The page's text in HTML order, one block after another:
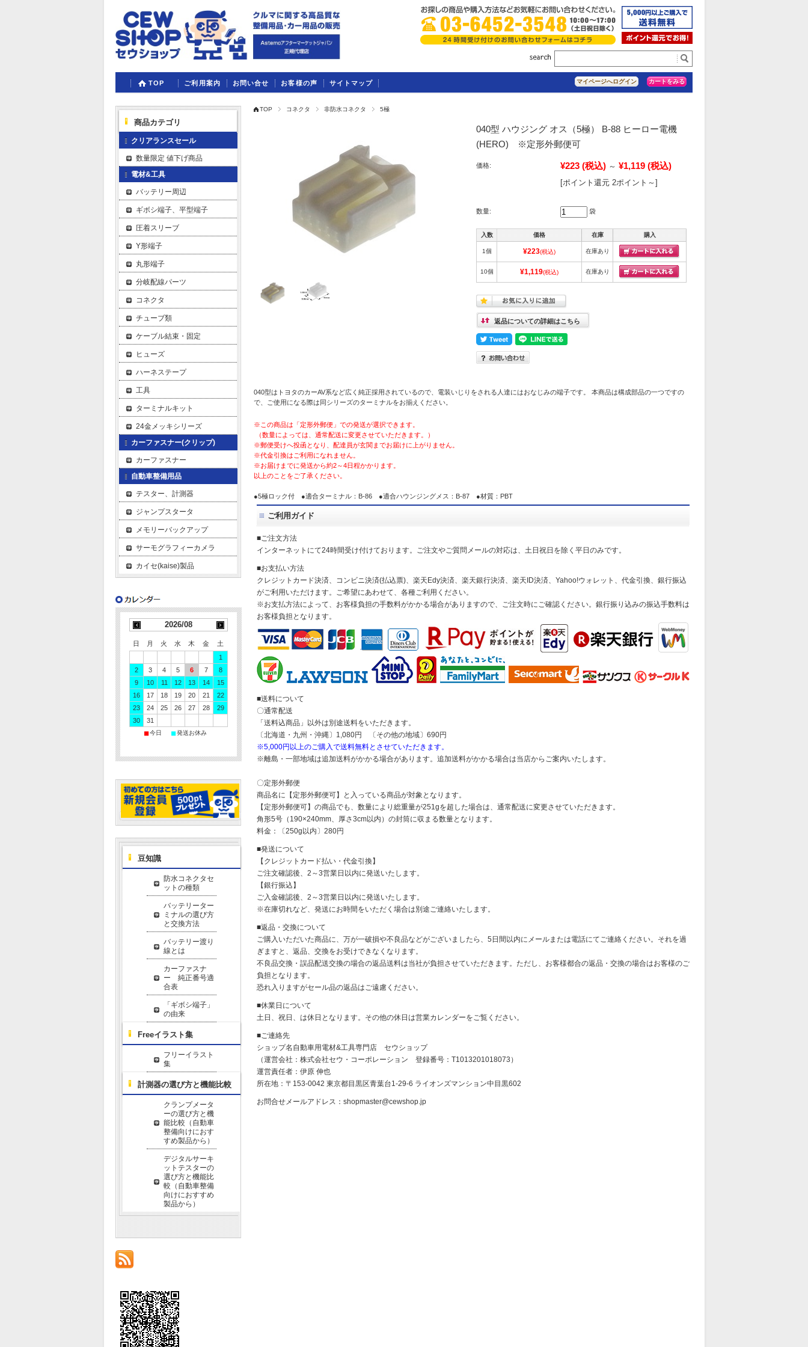
マイページへログイン カートをみる
TOP ご利用案内 お問い合せ お客様の声 サイトマップ
TOP コネクタ 非防水コネクタ 5極
040型 ハウジング オス（5極） B-88 ヒーロー電機
(HERO) ※定形外郵便可
価格: ¥223 (税込) ～ ¥1,119 (税込)
[ポイント還元 2ポイント～]
数量: 袋
入数 価格 在庫 購入
1個 ¥223(税込) 在庫あり
10個 ¥1,119(税込) 在庫あり
返品についての詳細はこちら
040型はトヨタのカーAV系など広く純正採用されているので、電装いじりをされる人達にはおなじみの端子です。 本商品は構成部品の一つですの
で、ご使用になる際は同シリーズのターミナルをお揃えください。
※この商品は「定形外郵便」での発送が選択できます。
（数量によっては、通常配送に変更させていただきます。）
※郵便受けへ投函となり、配達員が玄関までお届けに上がりません。
※代金引換はご利用になれません。
※お届けまでに発送から約2～4日程かかります。
以上のことをご了承ください。
●5極ロック付 ●適合ターミナル：B-86 ●適合ハウンジングメス：B-87 ●材質：PBT
ご利用ガイド
■ご注文方法
インターネットにて24時間受け付けております。ご注文やご質問メールの対応は、土日祝日を除く平日のみです。
■お支払い方法
クレジットカード決済、コンビニ決済(払込票)、楽天Edy決済、楽天銀行決済、楽天ID決済、Yahoo!ウォレット、代金引換、銀行振込
がご利用いただけます。ご希望にあわせて、各種ご利用ください。
※お支払方法によって、お客様負担の手数料がかかる場合がありますので、ご注文時にご確認ください。銀行振り込みの振込手数料は
お客様負担となります。
■送料について
〇通常配送
「送料込商品」以外は別途送料をいただきます。
〔北海道・九州・沖縄〕1,080円 〔その他の地域〕690円
※5,000円以上のご購入で送料無料とさせていただきます。
※離島・一部地域は追加送料がかかる場合があります。追加送料がかかる場合は当店からご案内いたします。
〇定形外郵便
商品名に【定形外郵便可】と入っている商品が対象となります。
【定形外郵便可】の商品でも、数量により総重量が251gを超した場合は、通常配送に変更させていただきます。
角形5号（190×240mm、厚さ3cm以内）の封筒に収まる数量となります。
料金：〔250g以内〕280円
■発送について
【クレジットカード払い・代金引換】
ご注文確認後、2～3営業日以内に発送いたします。
【銀行振込】
ご入金確認後、2～3営業日以内に発送いたします。
※在庫切れなど、発送にお時間をいただく場合は別途ご連絡いたします。
■返品・交換について
ご購入いただいた商品に、万が一破損や不良品などがございましたら、5日間以内にメールまたは電話にてご連絡ください。それを過
ぎますと、返品、交換をお受けできなくなります。
不良品交換・誤品配送交換の場合の返品送料は当社が負担させていただきます。ただし、お客様都合の返品・交換の場合はお客様のご
負担となります。
恐れ入りますがセール品の返品はご遠慮ください。
■休業日について
土日、祝日、は休日となります。その他の休日は営業カレンダーをご覧ください。
■ご連絡先
ショップ名自動車用電材&工具専門店 セウショップ
（運営会社：株式会社セウ・コーポレーション 登録番号：T1013201018073）
運営責任者：伊原 伸也
所在地：〒153-0042 東京都目黒区青葉台1-29-6 ライオンズマンション中目黒602
お問合せメールアドレス： shopmaster@cewshop.jp
商品カテゴリ
クリアランスセール
数量限定 値下げ商品
電材&工具
バッテリー周辺
ギボシ端子、平型端子
圧着スリーブ
Y形端子
丸形端子
分岐配線パーツ
コネクタ
チューブ類
ケーブル結束・固定
ヒューズ
ハーネステープ
工具
ターミナルキット
24金メッキシリーズ
カーファスナー(クリップ)
カーファスナー
自動車整備用品
テスター、計測器
ジャンプスタータ
メモリーバックアップ
サーモグラフィーカメラ
カイセ(kaise)製品
2026/08
日 月 火 水 木 金
土
1
2
3 4 5 6 7
8
9
10 11 12 13 14
15
16
17 18 19 20 21
22
23
24 25 26 27 28
29
30
31
■今日 ■発送お休み
豆知識
防水コネクタセ
ットの種類
バッテリーター
ミナルの選び方
と交換方法
バッテリー渡り
線とは
カーファスナ
ー 純正番号適
合表
「ギボシ端子」
の由来
Freeイラスト集
フリーイラスト
集
計測器の選び方と機能比較
クランプメータ
ーの選び方と機
能比較（自動車
整備向けにおす
すめ製品から）
デジタルサーキ
ットテスターの
選び方と機能比
較（自動車整備
向けにおすすめ
製品から）